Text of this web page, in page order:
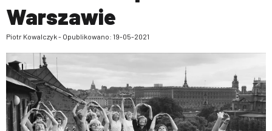
Warszawie
Piotr Kowalczyk - Opublikowano: 19-05-2021